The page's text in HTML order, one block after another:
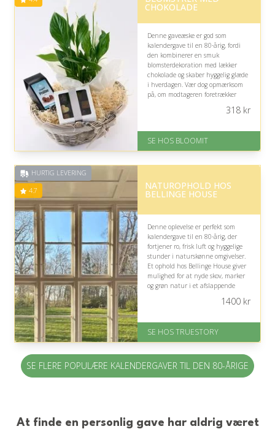
CHOKOLADE
Denne gaveæske er god som
kalendergave til en 80-årig, fordi
den kombinerer en smuk
blomsterdekoration med lækker
chokolade og skaber hyggelig glæde
i hverdagen. Vær dog opmærksom
på, om modtageren foretrækker
På lager
Levering: samme dag eller efter
Fremragende Trustpilot rating
318kr
SE HOS BLOOMIT
HURTIG LEVERING
4.7 NATUROPHOLD HOS
BELLINGE HOUSE
Denne oplevelse er perfekt som
kalendergave til en 80-årig, der
fortjener ro, frisk luft og hyggelige
stunder i naturskønne omgivelser.
Et ophold hos Bellinge House giver
mulighed for at nyde skov, marker
og grøn natur i et afslappende
Eller lav digitalt gavekort med det
Fremragende Trustpilot rating
på 4.7 ud af 5
1400kr
SE HOS TRUESTORY
SE FLERE POPULÆRE KALENDERGAVER TIL DEN 80-ÅRIGE
At finde en personlig gave har aldrig været